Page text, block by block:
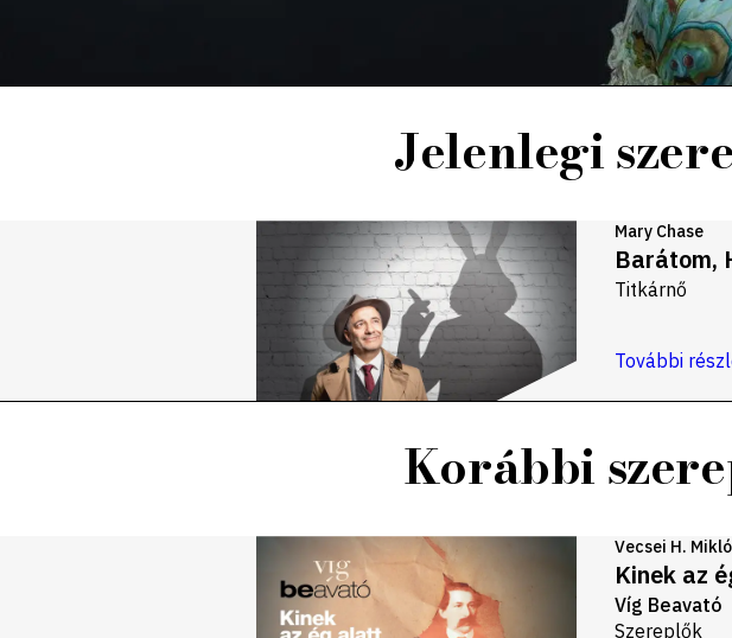
Jelenlegi
Mary Chase
Barátom,
Titkárnő
További
Korábbi
Vecsei H.
Kinek az
Víg Beavató
Szereplők